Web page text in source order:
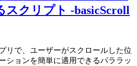
スクリプト -basicScroll
リで、ユーザーがスクロールした位
ションを簡単に適用できるパララッ